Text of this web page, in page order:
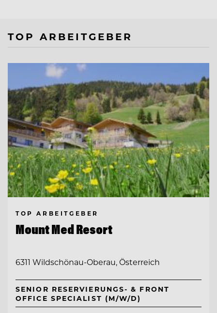
TOP ARBEITGEBER
TOP ARBEITGEBER
Mount Med Resort
6311 Wildschönau-Oberau, Österreich
SENIOR RESERVIERUNGS- & FRONT
OFFICE SPECIALIST (M/W/D)